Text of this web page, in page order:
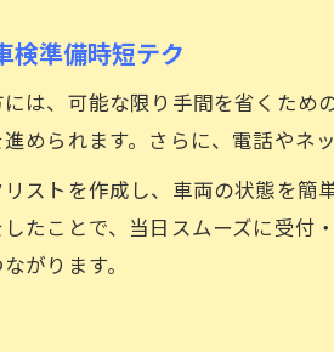
検準備時短テク
は、可能な限り手間を省くため
められます。さらに、電話やネ
ストを作成し、車両の状態を
たことで、当日スムーズに受付
がります。